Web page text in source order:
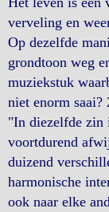
verveling en
Op dezelfde
grondtoon weg
muziekstuk
niet enorm saai?
"In diezelfde zin
voortdurend
duizend
harmonische
ook naar elke